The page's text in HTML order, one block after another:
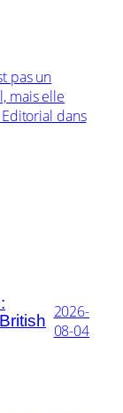
pas un
mais elle
dans
2026-
08-04